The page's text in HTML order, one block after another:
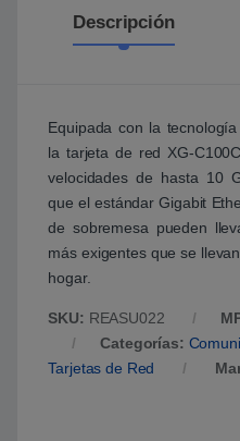
Descripción
Equipada con la
la tarjeta de red XG-
velocidades de hasta 10
que el estándar Gigabit
de sobremesa pueden
más exigentes que se
hogar.
SKU: REASU022
Categorías:
Tarjetas de Red